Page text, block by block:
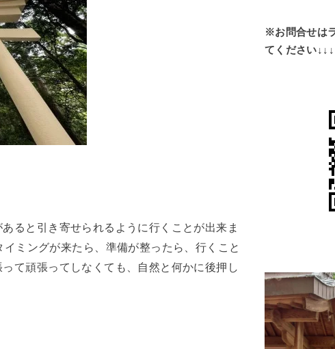
ると引き寄せられるように行くことが出来ま
ミングが来たら、準備が整ったら、行くこと
て頑張ってしなくても、自然と何かに後押し
※お問合せは
てください↓↓↓